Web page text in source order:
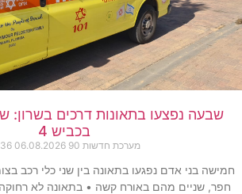
שבעה נפצעו בתאונות דרכים בשרון:
בכביש 4
מערכת חדשות 90 06.08.2026
חמישה בני אדם נפגעו בתאונה בין שני כלי רכב
חפר, שניים מהם באורח קשה • בתאונה לא